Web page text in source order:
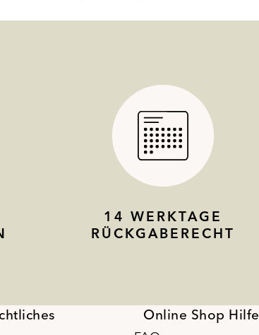
14 WERKTAGE
RÜCKGABERECHT
Online Shop Hilfe